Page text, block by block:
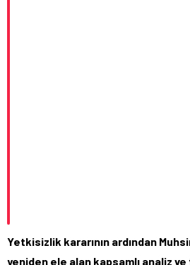
Yetkisizlik kararının ardından
yeniden ele alan kapsamlı analiz ve